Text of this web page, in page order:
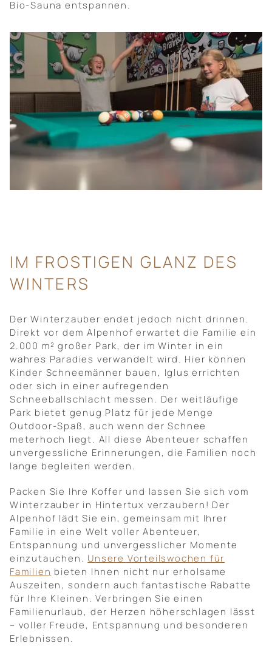
Bio-Sauna entspannen.
IM FROSTIGEN GLANZ DES
WINTERS
Der Winterzauber endet jedoch nicht drinnen.
Direkt vor dem Alpenhof erwartet die Familie ein
2.000 m² großer Park, der im Winter in ein
wahres Paradies verwandelt wird. Hier können
Kinder Schneemänner bauen, Iglus errichten
oder sich in einer aufregenden
Schneeballschlacht messen. Der weitläufige
Park bietet genug Platz für jede Menge
Outdoor-Spaß, auch wenn der Schnee
meterhoch liegt. All diese Abenteuer schaffen
unvergessliche Erinnerungen, die Familien noch
lange begleiten werden.
Packen Sie Ihre Koffer und lassen Sie sich vom
Winterzauber in Hintertux verzaubern! Der
Alpenhof lädt Sie ein, gemeinsam mit Ihrer
Familie in eine Welt voller Abenteuer,
Entspannung und unvergesslicher Momente
einzutauchen. Unsere Vorteilswochen für
Familien bieten Ihnen nicht nur erholsame
Auszeiten, sondern auch fantastische Rabatte
für Ihre Kleinen. Verbringen Sie einen
Familienurlaub, der Herzen höherschlagen lässt
– voller Freude, Entspannung und besonderen
Erlebnissen.